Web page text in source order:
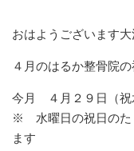
おはようございます
４月のはるか整骨院
今月 ４月２９日（祝
※ 水曜日の祝日の
ます